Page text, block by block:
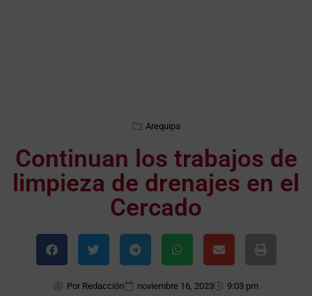
Arequipa
Continuan los trabajos de
limpieza de drenajes en el
Cercado
Por Redacción noviembre 16, 2023 9:03 pm